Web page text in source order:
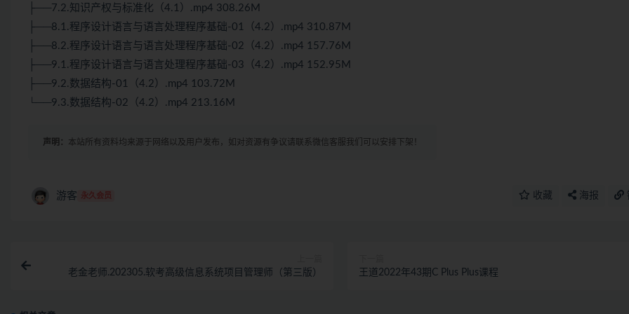
├──7.2.知识产权与标准化（4.1）.mp4 308.26M
├──8.1.程序设计语言与语言处理程序基础-01（4.2）.mp4 310.87M
├──8.2.程序设计语言与语言处理程序基础-02（4.2）.mp4 157.76M
├──9.1.程序设计语言与语言处理程序基础-03（4.2）.mp4 152.95M
├──9.2.数据结构-01（4.2）.mp4 103.72M
└──9.3.数据结构-02（4.2）.mp4 213.16M
声明： 本站所有资料均来源于网络以及用户发布，如对资源有争议请联系微信客服我们可以安排下架！
游客 永久会员 收藏 海报
老金老师.202305.软考高级信息系统项目管理师（第三版） 王道2022年43期C Plus Plus课程